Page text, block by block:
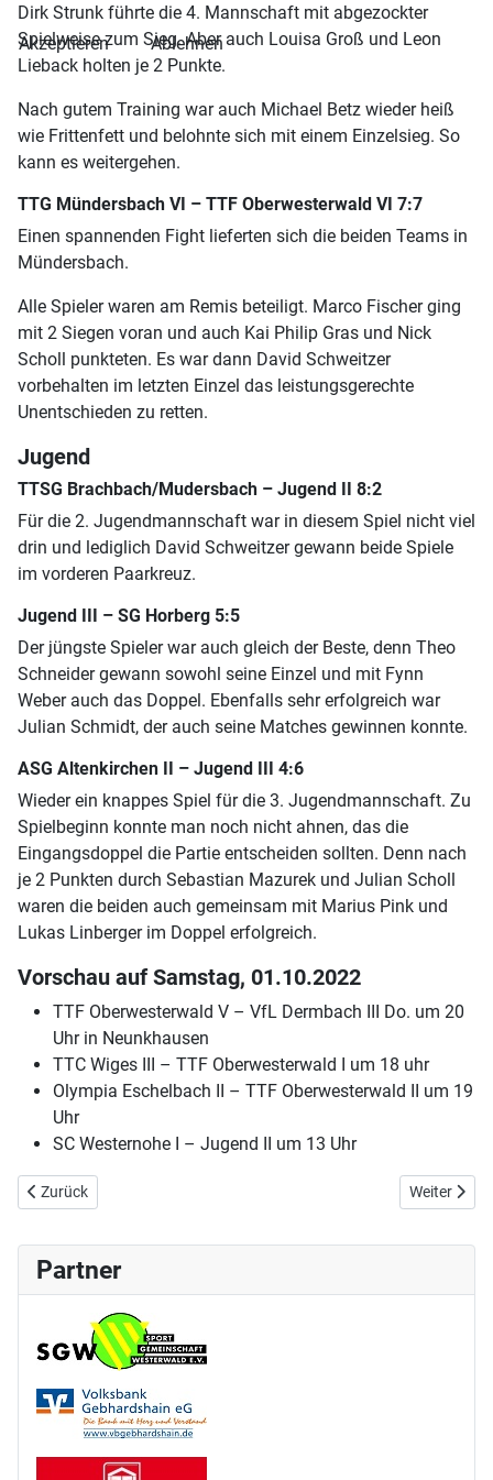
Dirk Strunk führte die 4. Mannschaft mit abgezockter
Spielweise zum Sieg. Aber auch Louisa Groß und Leon
Lieback holten je 2 Punkte.
Nach gutem Training war auch Michael Betz wieder heiß
wie Frittenfett und belohnte sich mit einem Einzelsieg. So
kann es weitergehen.
TTG Mündersbach VI – TTF Oberwesterwald VI 7:7
Einen spannenden Fight lieferten sich die beiden Teams in
Mündersbach.
Alle Spieler waren am Remis beteiligt. Marco Fischer ging
mit 2 Siegen voran und auch Kai Philip Gras und Nick
Scholl punkteten. Es war dann David Schweitzer
vorbehalten im letzten Einzel das leistungsgerechte
Unentschieden zu retten.
Jugend
TTSG Brachbach/Mudersbach – Jugend II 8:2
Für die 2. Jugendmannschaft war in diesem Spiel nicht viel
drin und lediglich David Schweitzer gewann beide Spiele
im vorderen Paarkreuz.
Jugend III – SG Horberg 5:5
Der jüngste Spieler war auch gleich der Beste, denn Theo
Schneider gewann sowohl seine Einzel und mit Fynn
Weber auch das Doppel. Ebenfalls sehr erfolgreich war
Julian Schmidt, der auch seine Matches gewinnen konnte.
ASG Altenkirchen II – Jugend III 4:6
Wieder ein knappes Spiel für die 3. Jugendmannschaft. Zu
Spielbeginn konnte man noch nicht ahnen, das die
Eingangsdoppel die Partie entscheiden sollten. Denn nach
je 2 Punkten durch Sebastian Mazurek und Julian Scholl
waren die beiden auch gemeinsam mit Marius Pink und
Lukas Linberger im Doppel erfolgreich.
Vorschau auf Samstag, 01.10.2022
TTF Oberwesterwald V – VfL Dermbach III Do. um 20
Uhr in Neunkhausen
TTC Wiges III – TTF Oberwesterwald I um 18 uhr
Olympia Eschelbach II – TTF Oberwesterwald II um 19
Uhr
SC Westernohe I – Jugend II um 13 Uhr
Vorheriger Beitrag: TTF Oberwesterwald bringt den
Zurück Nächster
Weiter
Partner
Akzeptieren Ablehnen